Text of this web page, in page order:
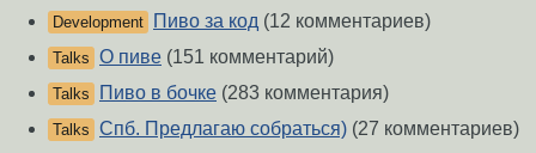
Development Пиво за код (12 комментариев)
Talks О пиве (151 комментарий)
Talks Пиво в бочке (283 комментария)
Talks Спб. Предлагаю собраться) (27 комментариев)